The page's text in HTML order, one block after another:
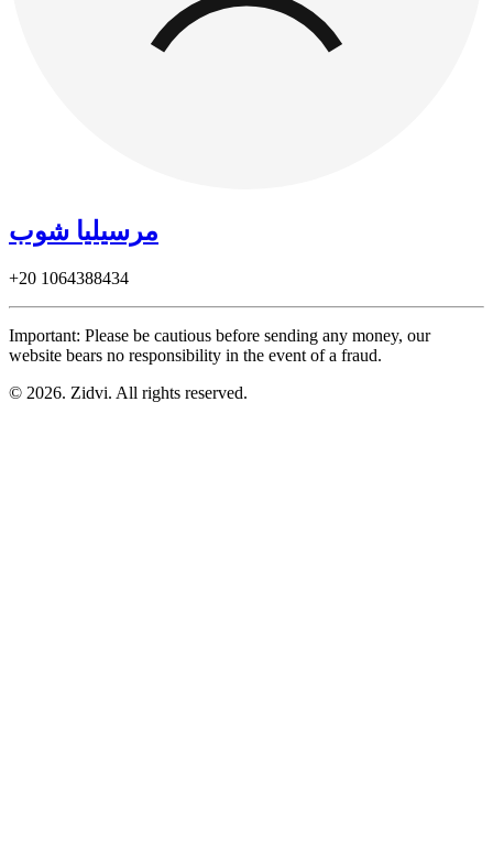
مرسيليا شوب
+20 1064388434
Important: Please be cautious before sending any money, our
website bears no responsibility in the event of a fraud.
© 2026. Zidvi. All rights reserved.